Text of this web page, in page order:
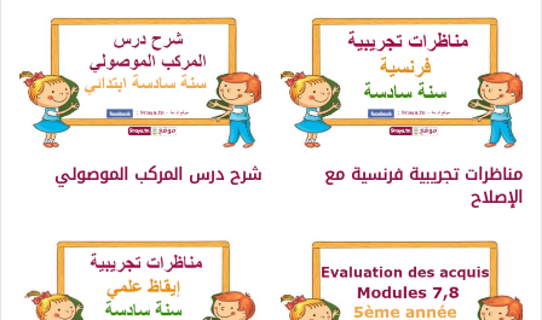
مناظرات تجريبية فرنسية مع
الإصلاح
شرح درس المركب الموصولي